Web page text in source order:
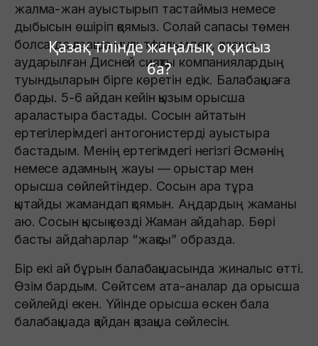
Қазақ тілінде жаңалық оқисыз
ба?
жалма-жан ауыстырып тастаймыз немесе
дыбысын өшіріп қоямыз. Солай сапасы төмен
болса да қазақша мультфильмдер, қазақша
аударылған Дисней сияқты компаниялардың
туындыларын бірге көретін едік. Балабақшаға
барды. 5-6 айдан кейін қызым орысша
араластыра бастады. Сосын айтатын
ертегілерімдегі антогонистерді ауыстыра
бастадым. Менің ертегімдегі негізгі Әсмәнің
немесе адамның жауы — орыстар мен
орысша сөйлейтіндер. Сосын ара тұра
қытайды жамандап қоямын. Аңдардың жаманы
аю. Сосын қысық көзді Жаман айдаһар. Бөрі
басты айдаһарлар “жақсы” образда.
Бір екі ай бұрын балабақшасында жиналыс өтті.
Өзім бардым. Сөйтсем ата-аналар да орысша
сөйлейді екен. Үйінде орысша өскен бала
балабақшада қайдан қазақша сөйлесін.